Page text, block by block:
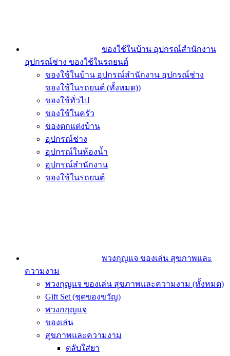
ของใช้ในบ้าน อุปกรณ์สำนักงาน
อุปกรณ์ช่าง ของใช้ในรถยนต์
ของใช้ในบ้าน อุปกรณ์สำนักงาน อุปกรณ์ช่าง
ของใช้ในรถยนต์ (ทั้งหมด))
ของใช้ทั่วไป
ของใช้ในครัว
ของตกแต่งบ้าน
อุปกรณ์ช่าง
อุปกรณ์ในห้องน้ำ
อุปกรณ์สำนักงาน
ของใช้ในรถยนต์
พวงกุญแจ ของเล่น สุขภาพและ
ความงาม
พวงกุญแจ ของเล่น สุขภาพและความงาม (ทั้งหมด)
Gift Set (ชุดของขวัญ)
พวงกกุญแจ
ของเล่น
สุขภาพและความงาม
ตลับใส่ยา